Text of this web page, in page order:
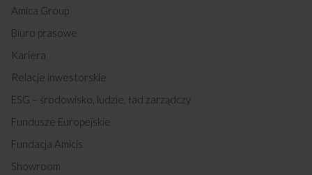
Amica Group
Biuro prasowe
Kariera
Relacje inwestorskie
ESG – środowisko, ludzie, ład zarządczy
Fundusze Europejskie
Fundacja Amicis
Showroom